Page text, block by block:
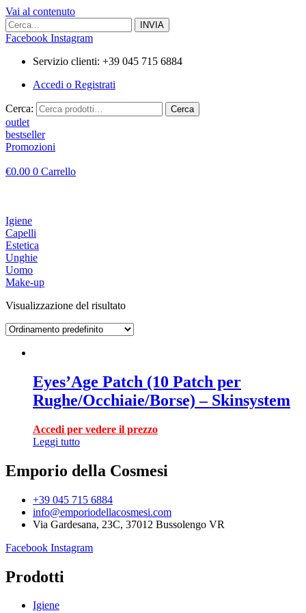
Vai al contenuto
Facebook Instagram
Servizio clienti: +39 045 715 6884
Accedi o Registrati
Cerca: Cerca
outlet
bestseller
Promozioni
€0.00 0 Carrello
Igiene
Capelli
Estetica
Unghie
Uomo
Make-up
Visualizzazione del risultato
Eyes’Age Patch (10 Patch per
Rughe/Occhiaie/Borse) – Skinsystem
Accedi per vedere il prezzo
Leggi tutto
Emporio della Cosmesi
+39 045 715 6884
info@emporiodellacosmesi.com
Via Gardesana, 23C, 37012 Bussolengo VR
Facebook Instagram
Prodotti
Igiene